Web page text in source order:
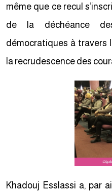
même que ce recul
de la déchéance
démocratiques à travers
la recrudescence des
Khadouj Esslassi a, par